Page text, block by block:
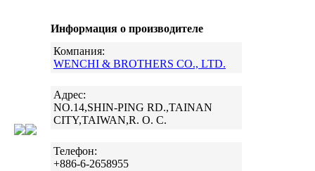
Информация о производителе
Компания:
WENCHI & BROTHERS CO., LTD.
Адрес:
NO.14,SHIN-PING RD.,TAINAN
CITY,TAIWAN,R. O. C.
Телефон:
+886-6-2658955